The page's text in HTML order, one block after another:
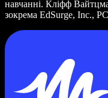
навчанні. Кліфф
зокрема EdSurge, Inc.,